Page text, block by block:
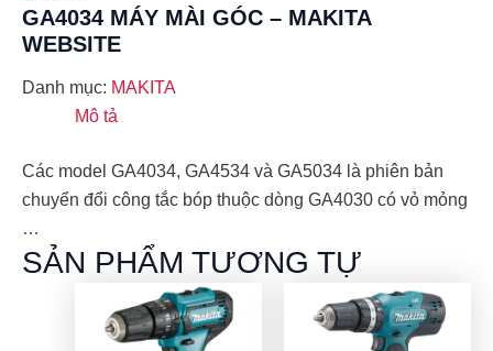
GA4034 MÁY MÀI GÓC – MAKITA
WEBSITE
Danh mục: MAKITA
Mô tả
Các model GA4034, GA4534 và GA5034 là phiên bản
chuyển đổi công tắc bóp thuộc dòng GA4030 có vỏ mỏng
…
SẢN PHẨM TƯƠNG TỰ